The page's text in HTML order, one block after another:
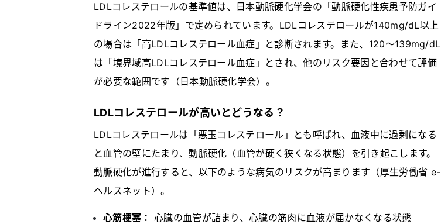
LDLコレステロールの基準値は、日本動脈硬化学会の「動脈硬化性疾患予防ガイ
ドライン2022年版」で定められています。LDLコレステロールが140mg/dL以上
の場合は「高LDLコレステロール血症」と診断されます。また、120〜139mg/dL
は「境界域高LDLコレステロール血症」とされ、他のリスク要因と合わせて評価
が必要な範囲です（日本動脈硬化学会）。
LDLコレステロールが高いとどうなる？
LDLコレステロールは「悪玉コレステロール」とも呼ばれ、血液中に過剰になる
と血管の壁にたまり、動脈硬化（血管が硬く狭くなる状態）を引き起こします。
動脈硬化が進行すると、以下のような病気のリスクが高まります（厚生労働省 e-
ヘルスネット）。
心筋梗塞： 心臓の血管が詰まり、心臓の筋肉に血液が届かなくなる状態